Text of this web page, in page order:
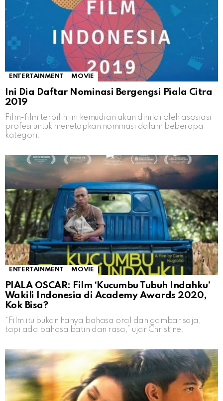
ENTERTAINMENT MOVIE
Ini Dia Daftar Nominasi Bergengsi Piala Citra
2019
Film-film terpilih ini kemudian akan dinilai oleh asosiasi
profesi untuk menetapkan nominasi dalam beberapa
kategori.
ENTERTAINMENT MOVIE
PIALA OSCAR: Film ‘Kucumbu Tubuh Indahku’
Wakili Indonesia di Academy Awards 2020,
Kok Bisa?
“Film itu bukan hanya bahasa oral dan gambar saja,
tapi ada bahasa batin dan rasa,” ujar Christine.